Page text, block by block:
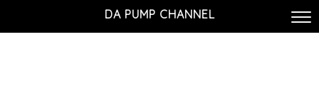
DA PUMP CHANNEL